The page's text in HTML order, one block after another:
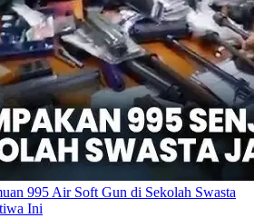
995 Air Soft Gun di Sekolah Swasta
Ini